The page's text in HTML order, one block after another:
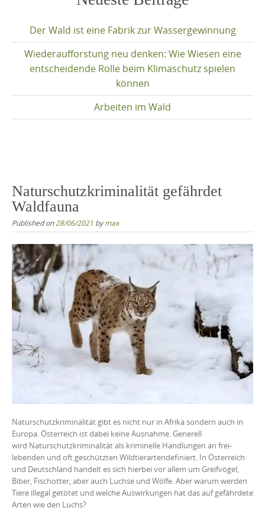
Der Wald ist eine Fabrik zur Wassergewinnung
Wiederaufforstung neu denken: Wie Wiesen eine
entscheidende Rolle beim Klimaschutz spielen
können
Arbeiten im Wald
Naturschutzkriminalität gefährdet
Waldfauna
Published on28/06/2021 bymax
Naturschutzkriminalität gibt es nicht nur in Afrika sondern auch in
Europa. Österreich ist dabei keine Ausnahme. Generell
wird Naturschutzkriminalität als kriminelle Handlungen an frei-
lebenden und oft geschützten Wildtierartendefiniert. In Österreich
und Deutschland handelt es sich hierbei vor allem um Greifvögel,
Biber, Fischotter, aber auch Luchse und Wölfe. Aber warum werden
Tiere illegal getötet und welche Auswirkungen hat das auf gefährdete
Arten wie den Luchs?